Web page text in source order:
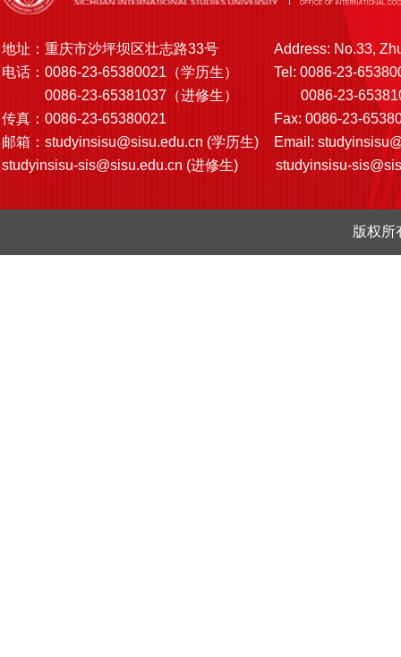
地址：重庆市沙坪坝区壮志路33号
Address: No.33,
电话：0086-23-65380021（学历生）
Tel: 0086-23-
0086-23-65381037（进修生）
0086-23-
传真：0086-23-65380021
Fax: 0086-23-
邮箱： studyinsisu@sisu.edu.cn (学历生) Email:
studyinsisu-sis@sisu.edu.cn (进修生) studyinsisu-
版权所